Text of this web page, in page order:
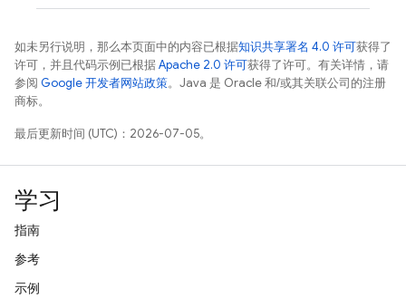
如未另行说明，那么本页面中的内容已根据知识共享署名 4.0 许可获得了
许可，并且代码示例已根据Apache 2.0 许可获得了许可。有关详情，请
参阅 Google 开发者网站政策。Java 是 Oracle 和/或其关联公司的注册
商标。
最后更新时间 (UTC)：2026-07-05。
学习
指南
参考
示例